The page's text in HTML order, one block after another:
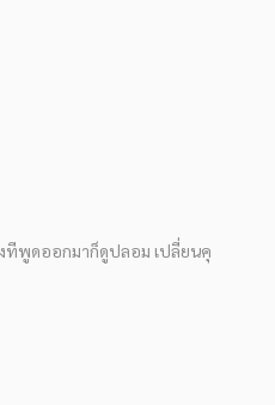
พูดออกมาก็ดูปลอม เปลี่ยนคุ